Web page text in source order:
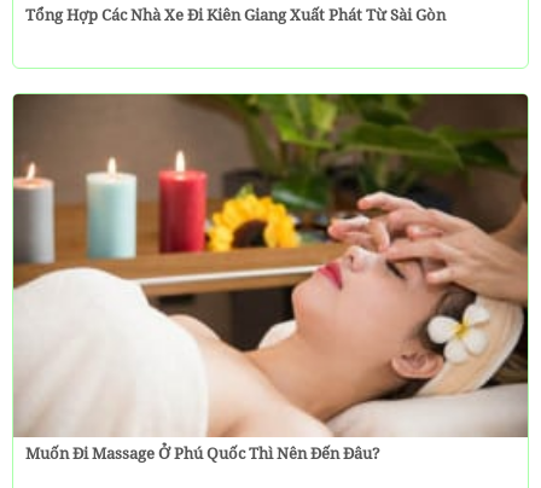
Tổng Hợp Các Nhà Xe Đi Kiên Giang Xuất Phát Từ Sài Gòn
Muốn Đi Massage Ở Phú Quốc Thì Nên Đến Đâu?